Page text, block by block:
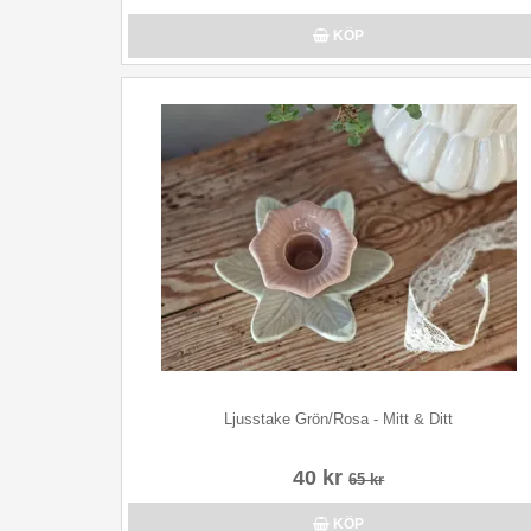
KÖP
Ljusstake Grön/Rosa - Mitt & Ditt
40 kr65 kr
KÖP